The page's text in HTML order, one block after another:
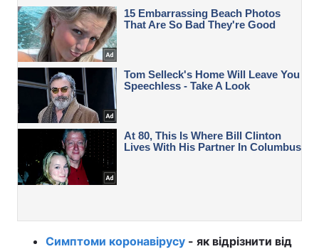
Симптоми коронавірусу - як відрізнити від